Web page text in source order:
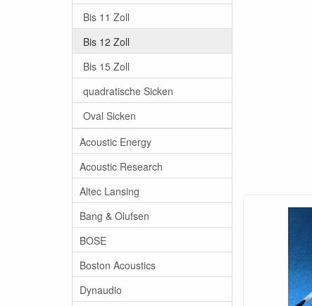
Bis 11 Zoll
Bis 12 Zoll
Bis 15 Zoll
quadratische Sicken
Oval Sicken
Acoustic Energy
Acoustic Research
Altec Lansing
Bang & Olufsen
BOSE
Boston Acoustics
Dynaudio